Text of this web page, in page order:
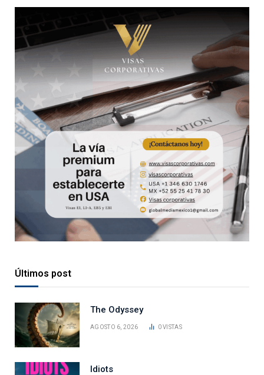
Últimos post
The Odyssey
AGOSTO 6, 2026 0VISTAS
Idiots